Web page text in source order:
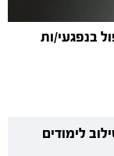
בנפגעי/ות
לימודים